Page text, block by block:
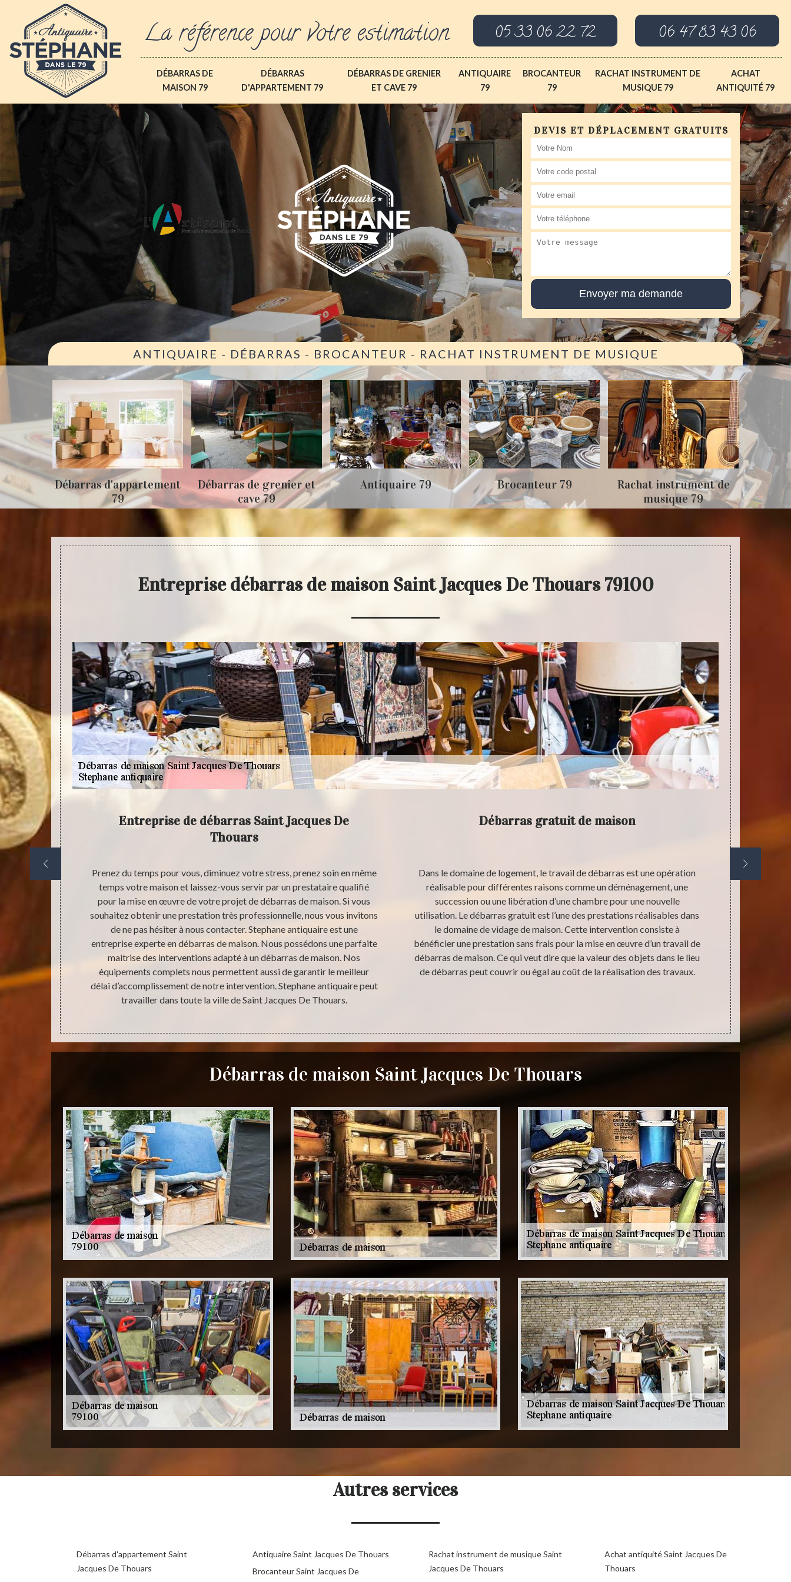
La référence pour votre estimation 05 33 06 22 72 06 47 83 43 06
DÉBARRAS DE
MAISON 79
DÉBARRAS
D'APPARTEMENT 79
DÉBARRAS DE GRENIER
ET CAVE 79
ANTIQUAIRE
79
BROCANTEUR
79
RACHAT INSTRUMENT DE
MUSIQUE 79
ACHAT
ANTIQUITÉ 79
DEVIS ET DÉPLACEMENT GRATUITS
ANTIQUAIRE - DÉBARRAS - BROCANTEUR - RACHAT INSTRUMENT DE MUSIQUE
d'appartement
Débarras de grenier et
cave 79
Antiquaire 79 Brocanteur 79
Rachat instrument de
musique 79
Achat antiquité 79
Entreprise débarras de maison Saint Jacques De Thouars 79100
et aussi
Entreprise de débarras Saint Jacques De
Thouars
Prenez du temps pour vous, diminuez votre stress, prenez soin en même
temps votre maison et laissez-vous servir par un prestataire qualifié
pour la mise en œuvre de votre projet de débarras de maison. Si vous
souhaitez obtenir une prestation très professionnelle, nous vous invitons
de ne pas hésiter à nous contacter. Stephane antiquaire est une
entreprise experte en débarras de maison. Nous possédons une parfaite
maitrise des interventions adapté à un débarras de maison. Nos
équipements complets nous permettent aussi de garantir le meilleur
délai d’accomplissement de notre intervention. Stephane antiquaire peut
travailler dans toute la ville de Saint Jacques De Thouars.
Débarras gratuit de maison
Dans le domaine de logement, le travail de débarras est une opération
réalisable pour différentes raisons comme un déménagement, une
succession ou une libération d’une chambre pour une nouvelle
utilisation. Le débarras gratuit est l’une des prestations réalisables dans
le domaine de vidage de maison. Cette intervention consiste à
bénéficier une prestation sans frais pour la mise en œuvre d’un travail de
débarras de maison. Ce qui veut dire que la valeur des objets dans le lieu
de débarras peut couvrir ou égal au coût de la réalisation des travaux.
Débarras de maison Saint Jacques De Thouars
Autres services
Débarras d'appartement Saint
Jacques De Thouars
Antiquaire Saint Jacques De Thouars
Brocanteur Saint Jacques De
Rachat instrument de musique Saint
Jacques De Thouars
Achat antiquité Saint Jacques De
Thouars